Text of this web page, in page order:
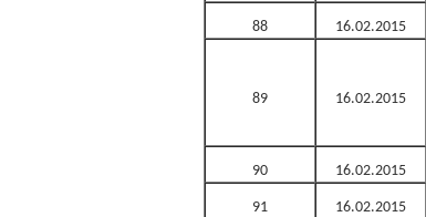
88 16.02.2015
89 16.02.2015
90 16.02.2015
91 16.02.2015